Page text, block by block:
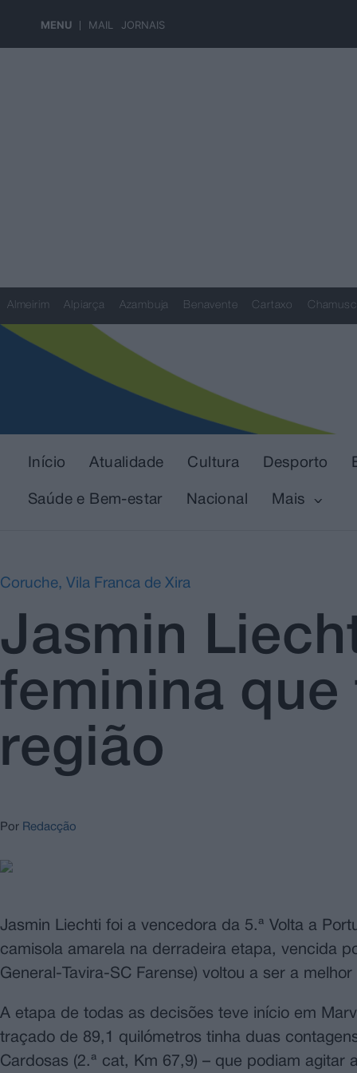
MENU MAIL JORNAIS
Almeirim Alpiarça Azambuja Benavente Cartaxo
Início Atualidade Cultura Desporto
Saúde e Bem-estar Nacional Mais
Coruche, Vila Franca de Xira
Jasmin
feminina que
região
Por Redacção
Jasmin Liechti foi a vencedora da 5.ª Volta a
camisola amarela na derradeira etapa, vencida
General-Tavira-SC Farense) voltou a ser a
A etapa de todas as decisões teve início em
traçado de 89,1 quilómetros tinha duas
Cardosas (2.ª cat, Km 67,9) – que podiam